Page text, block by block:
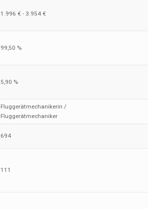
1.996 € - 3.954 €
99,50 %
5,90 %
Fluggerätmechanikerin /
Fluggerätmechaniker
694
111